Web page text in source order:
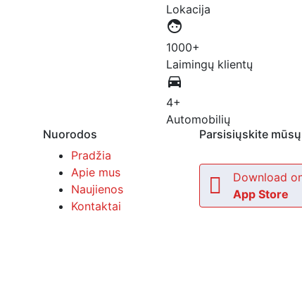
Lokacija
face
1000+
Laimingų klientų
directions_car
4+
Automobilių
Nuorodos
Pradžia
Apie mus
Naujienos
Kontaktai
Parsisiųskite
Download
App Store